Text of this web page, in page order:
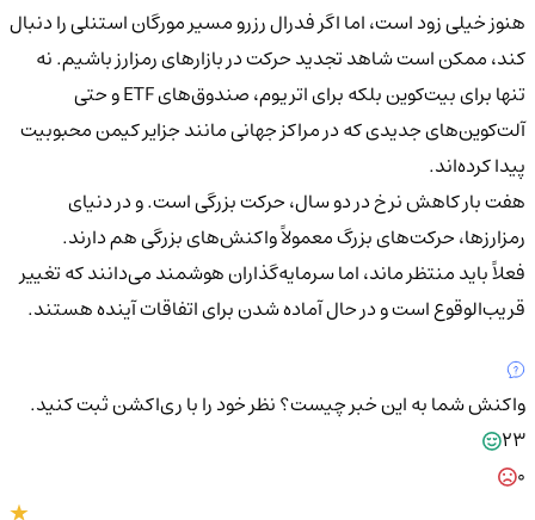
هنوز خیلی زود است، اما اگر فدرال رزرو مسیر مورگان استنلی را دنبال
کند، ممکن است شاهد تجدید حرکت در بازارهای رمزارز باشیم. نه
تنها برای بیت‌کوین بلکه برای اتریوم، صندوق‌های ETF و حتی
آلت‌کوین‌های جدیدی که در مراکز جهانی مانند جزایر کیمن محبوبیت
پیدا کرده‌اند.
هفت بار کاهش نرخ در دو سال، حرکت بزرگی است. و در دنیای
رمزارزها، حرکت‌های بزرگ معمولاً واکنش‌های بزرگی هم دارند.
فعلاً باید منتظر ماند، اما سرمایه‌گذاران هوشمند می‌دانند که تغییر
قریب‌الوقوع است و در حال آماده شدن برای اتفاقات آینده هستند.
واکنش شما به این خبر چیست؟نظر خود را با ری‌اکشن ثبت کنید.
23